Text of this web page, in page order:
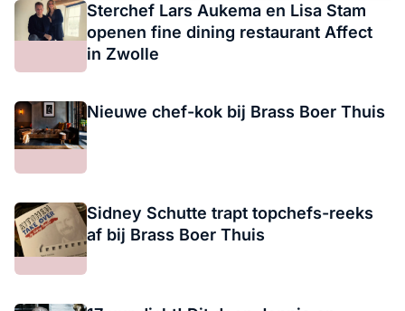
Sterchef Lars Aukema en Lisa Stam
openen fine dining restaurant Affect
in Zwolle
Nieuwe chef-kok bij Brass Boer Thuis
Sidney Schutte trapt topchefs-reeks
af bij Brass Boer Thuis